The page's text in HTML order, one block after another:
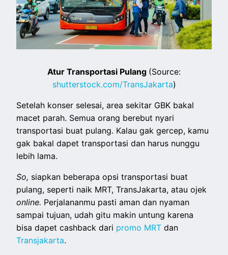
Atur Transportasi Pulang (Source:
shutterstock.com/TransJakarta)
Setelah konser selesai, area sekitar GBK bakal
macet parah. Semua orang berebut nyari
transportasi buat pulang. Kalau gak gercep, kamu
gak bakal dapet transportasi dan harus nunggu
lebih lama.
So, siapkan beberapa opsi transportasi buat
pulang, seperti naik MRT, TransJakarta, atau ojek
online. Perjalananmu pasti aman dan nyaman
sampai tujuan, udah gitu makin untung karena
bisa dapet cashback dari promo MRT dan
Transjakarta.